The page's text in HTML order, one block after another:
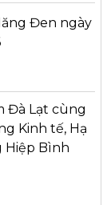
Đen ngày
Đà Lạt cùng
Kinh tế, Hạ
Hiệp Bình